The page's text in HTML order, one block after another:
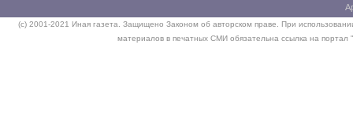
(c) 2001-2021 Иная газета. Защищено Законом об авторском праве. При
материалов в печатных СМИ обязательна ссылка на